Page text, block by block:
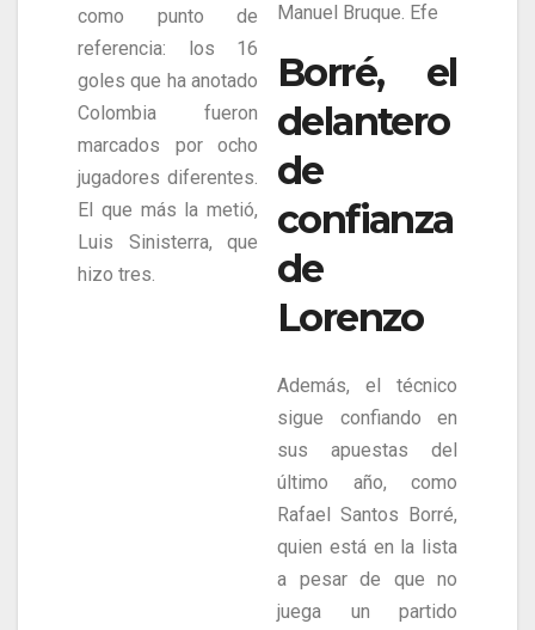
como punto de
referencia: los 16
goles que ha anotado
Colombia fueron
marcados por ocho
jugadores diferentes.
El que más la metió,
Luis Sinisterra, que
hizo tres.
Manuel Bruque. Efe
Borré, el
delantero
de
confianza
de
Lorenzo
Además, el técnico
sigue confiando en
sus apuestas del
último año, como
Rafael Santos Borré,
quien está en la lista
a pesar de que no
juega un partido